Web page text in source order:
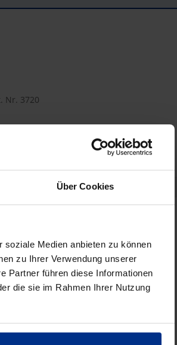
Über Cookies
Medien anbieten zu können
zu Ihrer Verwendung unserer
Partner führen diese Informationen
die sie im Rahmen Ihrer Nutzung
Nr. 3720